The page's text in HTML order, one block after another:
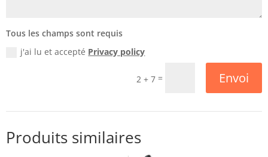
Tous les champs sont requis
j'ai lu et accepté Privacy policy
2 + 7 = Envoi
Produits similaires